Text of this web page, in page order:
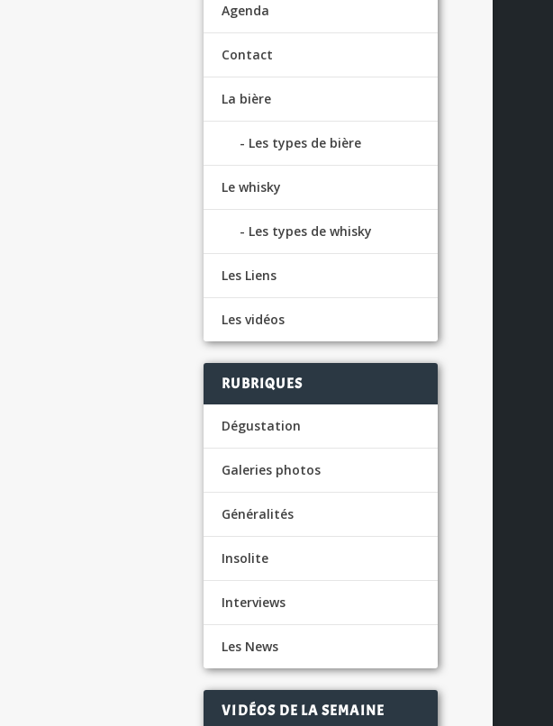
Agenda
Contact
La bière
Les types de bière
Le whisky
Les types de whisky
Les Liens
Les vidéos
RUBRIQUES
Dégustation
Galeries photos
Généralités
Insolite
Interviews
Les News
VIDÉOS DE LA SEMAINE